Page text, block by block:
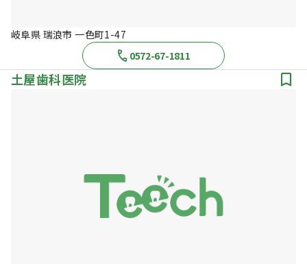
岐阜県 瑞浪市 一色町1-47
0572-67-1811
土屋歯科医院